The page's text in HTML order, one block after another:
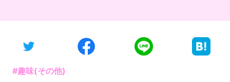
#趣味(その他)